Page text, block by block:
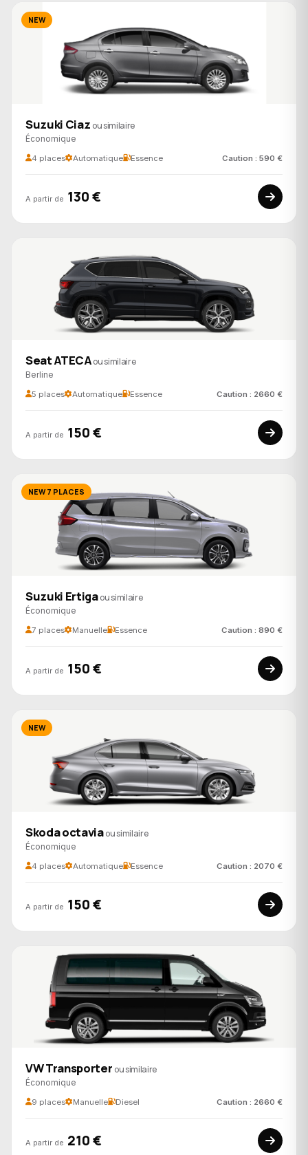
NEW
Suzuki Ciaz ou similaire
Économique
4 places Automatique Essence Caution : 590 €
A partir de 130 €
Seat ATECAou similaire
Berline
5 places Automatique Essence Caution : 2660 €
A partir de 150 €
NEW 7 PLACES
Suzuki Ertigaou similaire
Économique
7 places Manuelle Essence Caution : 890 €
A partir de 150 €
NEW
Skoda octaviaou similaire
Économique
4 places Automatique Essence Caution : 2070 €
A partir de 150 €
VW Transporter ou similaire
Économique
9 places Manuelle Diesel Caution : 2660 €
A partir de 210 €